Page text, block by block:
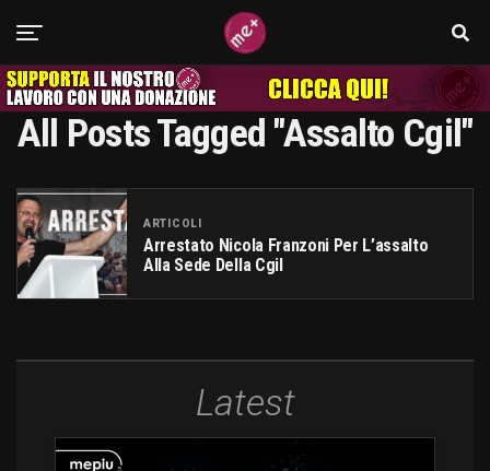
All Posts Tagged "assalto Cgil"
ARTICOLI
Arrestato Nicola Franzoni Per L’assalto
Alla Sede Della Cgil
Latest